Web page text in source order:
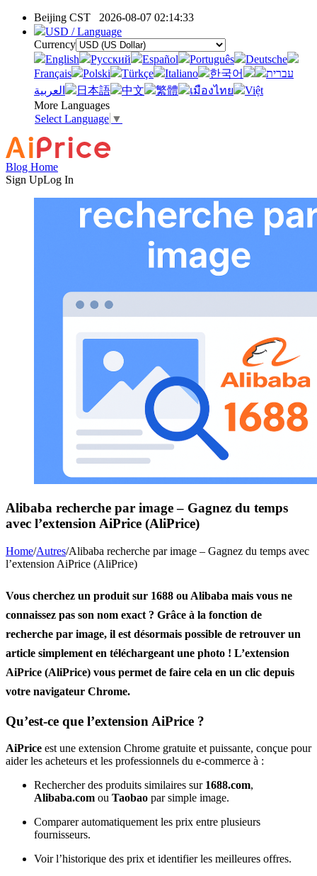
Beijing CST 2026-08-07 02:14:33
USD / Language
Currency
English
Pусский Español Português
Deutsche
Français
Polski Türkçe Italiano 한국어
עברית
العربية
日本語 中文 繁體 เมืองไทย
Việt
More Languages
Select Language ▼
Blog Home
Sign UpLog In
Alibaba recherche par image – Gagnez du temps
avec l’extension AiPrice (AliPrice)
Home/Autres/Alibaba recherche par image – Gagnez du temps avec
l’extension AiPrice (AliPrice)
Vous cherchez un produit sur 1688 ou Alibaba mais vous ne
connaissez pas son nom exact ? Grâce à la fonction de
recherche par image, il est désormais possible de retrouver un
article simplement en téléchargeant une photo ! L’extension
AiPrice (AliPrice) vous permet de faire cela en un clic depuis
votre navigateur Chrome.
Qu’est-ce que l’extension AiPrice ?
AiPrice est une extension Chrome gratuite et puissante, conçue pour
aider les acheteurs et les professionnels du e-commerce à :
Rechercher des produits similaires sur 1688.com,
Alibaba.com ou Taobao par simple image.
Comparer automatiquement les prix entre plusieurs
fournisseurs.
Voir l’historique des prix et identifier les meilleures offres.